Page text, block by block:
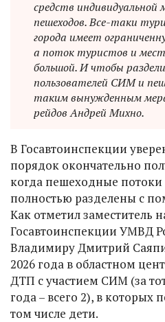
средств
пешеходов. Все-таки
города имеет
а поток туристов и
большой. И чтобы
пользователей СИМ и
таким вынужденным
рейдов Андрей Михно.
В Госавтоинспекции
порядок окончательно
когда пешеходные потоки
полностью разделены с
Как отметил заместитель
Госавтоинспекции УМВД
Владимиру Дмитрий
2026 года в областном
ДТП с участием СИМ (за
года – всего 2), в которых
том числе дети.